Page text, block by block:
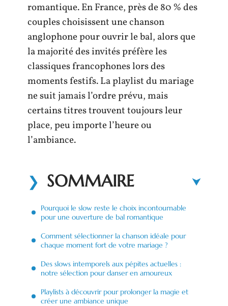
romantique. En France, près de 80 % des
couples choisissent une chanson
anglophone pour ouvrir le bal, alors que
la majorité des invités préfère les
classiques francophones lors des
moments festifs. La playlist du mariage
ne suit jamais l’ordre prévu, mais
certains titres trouvent toujours leur
place, peu importe l’heure ou
l’ambiance.
SOMMAIRE
Pourquoi le slow reste le choix incontournable
pour une ouverture de bal romantique
Comment sélectionner la chanson idéale pour
chaque moment fort de votre mariage ?
Des slows intemporels aux pépites actuelles :
notre sélection pour danser en amoureux
Playlists à découvrir pour prolonger la magie et
créer une ambiance unique